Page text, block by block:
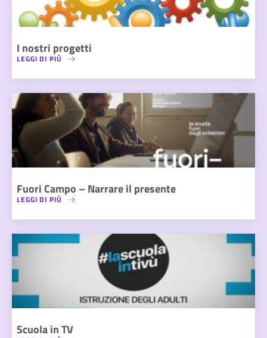
I nostri progetti
LEGGI DI PIÙ
Fuori Campo – Narrare il presente
LEGGI DI PIÙ
Scuola in TV